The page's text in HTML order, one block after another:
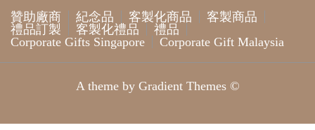
贊助廠商 紀念品 客製化商品
客製商品
禮品訂製
客製化禮品
禮品
Corporate Gifts Singapore
Corporate Gift Malaysia
A theme by Gradient Themes ©